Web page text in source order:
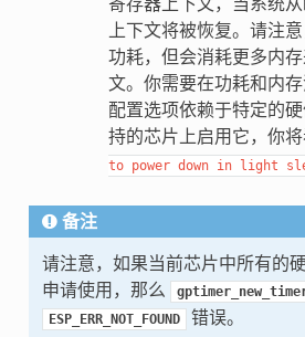
寄存器上下文，当系统
上下文将被恢复。请注
功耗，但会消耗更多内
文。你需要在功耗和内
配置选项依赖于特定的
持的芯片上启用它，你
to power down in light
备注
请注意，如果当前芯片中所有的
申请使用，那么
ESP_ERR_NOT_FOUND 错误。